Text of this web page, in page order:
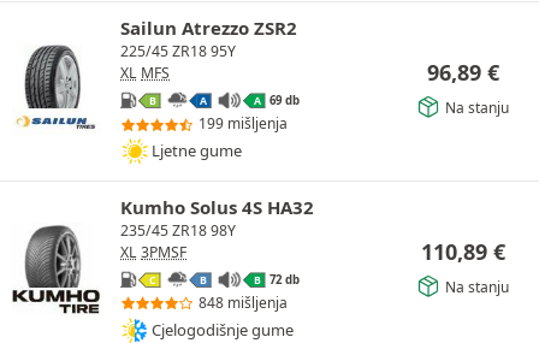
Sailun Atrezzo ZSR2
225/45 ZR18 95Y
XL MFS
B A A 69 db
199 mišljenja
Ljetne gume
96,89 €
Na stanju
Kumho Solus 4S HA32
235/45 ZR18 98Y
XL 3PMSF
C B B 72 db
848 mišljenja
Cjelogodišnje gume
110,89 €
Na stanju